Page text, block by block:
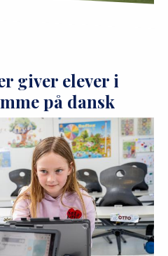
giver elever i
på dansk